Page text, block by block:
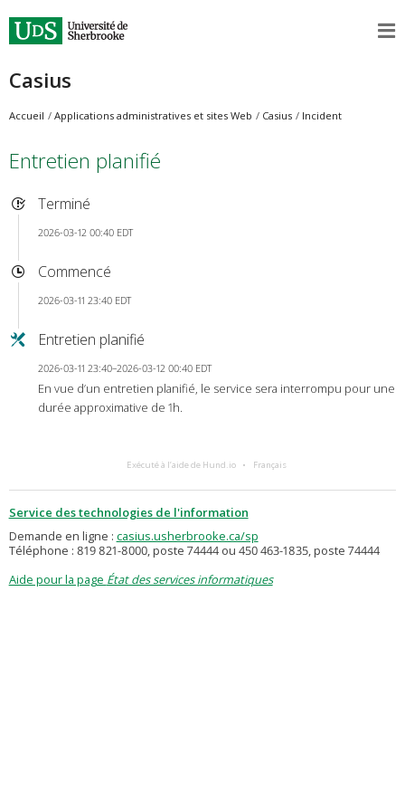
Casius
Accueil Applications administratives et sites Web Casius Incident
Entretien planifié
Terminé
2026-03-12 00:40 EDT
Commencé
2026-03-11 23:40 EDT
Entretien planifié
2026-03-11 23:40–2026-03-12 00:40 EDT
En vue d’un entretien planifié, le service sera interrompu pour une
durée approximative de 1h.
Exécuté à l’aide de Hund.io Français
Service des technologies de l'information
Demande en ligne : casius.usherbrooke.ca/sp
Téléphone : 819 821-8000, poste 74444 ou 450 463-1835, poste 74444
Aide pour la page État des services informatiques